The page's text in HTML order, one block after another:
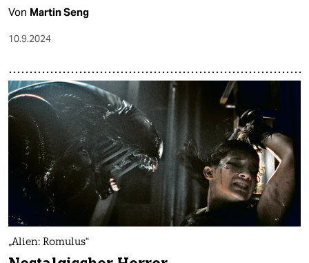
Von Martin Seng
10.9.2024
„Alien: Romulus“